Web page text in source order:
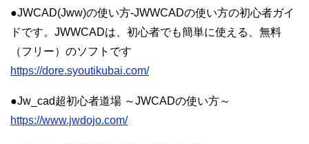
●JWCAD(Jww)の使い方-JWWCADの使い方の初心者ガイ
ドです。JWWCADは、初心者でも簡単に使える、無料
（フリー）のソフトです
https://dore.syoutikubai.com/
●Jw_cad超初心者道場 ～JWCADの使い方～
https://www.jwdojo.com/